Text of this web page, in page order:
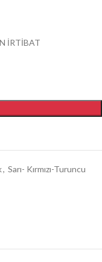
İRTİBAT
, Sarı- Kırmızı-Turuncu